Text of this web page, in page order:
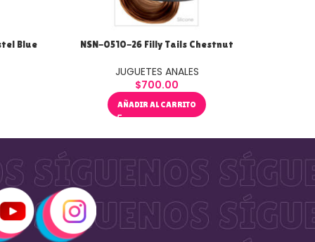
Blue NSN-0510-26 Filly Tails Chestnut
JUGUETES ANALES
$700.00
AÑADIR AL CARRITO